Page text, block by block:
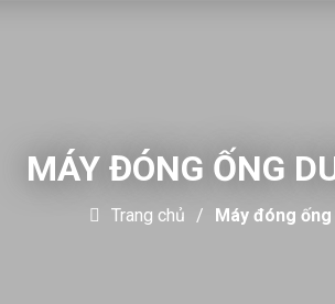
MÁY ĐÓNG ỐNG
Trang chủ Máy đóng